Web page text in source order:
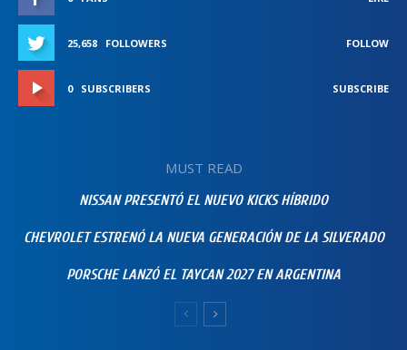
25,658 FOLLOWERS FOLLOW
0 SUBSCRIBERS SUBSCRIBE
MUST READ
NISSAN PRESENTÓ EL NUEVO KICKS HÍBRIDO
CHEVROLET ESTRENÓ LA NUEVA GENERACIÓN DE LA SILVERADO
PORSCHE LANZÓ EL TAYCAN 2027 EN ARGENTINA